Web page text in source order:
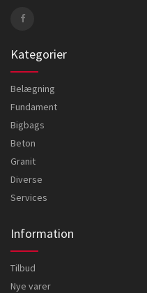
Kategorier
Belægning
Fundament
Bigbags
Beton
Granit
Diverse
Services
Information
Tilbud
Nye varer